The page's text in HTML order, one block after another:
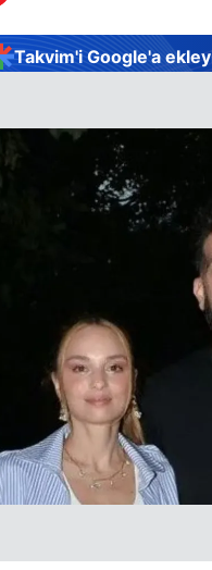
Takvim'i Google'a